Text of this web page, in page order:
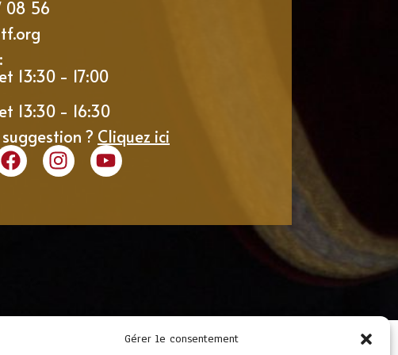
Gérer le consentement
08 56
13:30 - 17:00
13:30 - 16:30
? Cliquez ici